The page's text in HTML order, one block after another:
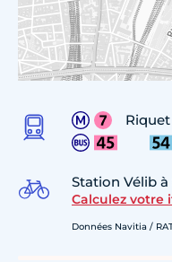
Riquet
Station Vélib
Calculez votre
Données Navitia /